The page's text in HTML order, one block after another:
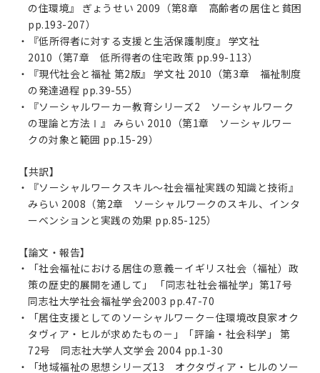
の住環境』 ぎょうせい 2009（第8章 高齢者の居住と貧困
pp.193-207）
・『低所得者に対する支援と生活保護制度』 学文社
2010（第7章 低所得者の住宅政策 pp.99-113）
・『現代社会と福祉 第2版』 学文社 2010（第3章 福祉制度
の発達過程 pp.39-55）
・『ソーシャルワーカー教育シリーズ2 ソーシャルワーク
の理論と方法Ⅰ』 みらい 2010（第1章 ソーシャルワー
クの対象と範囲 pp.15-29）
【共訳】
・『ソーシャルワークスキル～社会福祉実践の知識と技術』
みらい 2008（第2章 ソーシャルワークのスキル、インタ
ーベンションと実践の効果 pp.85-125）
【論文・報告】
・「社会福祉における居住の意義－イギリス社会（福祉）政
策の歴史的展開を通して」 「同志社社会福祉学」第17号
同志社大学社会福祉学会2003 pp.47-70
・「居住支援としてのソーシャルワーク－住環境改良家オク
タヴィア・ヒルが求めたもの－」「評論・社会科学」 第
72号 同志社大学人文学会 2004 pp.1-30
・「地域福祉の思想シリーズ13 オクタヴィア・ヒルのソー